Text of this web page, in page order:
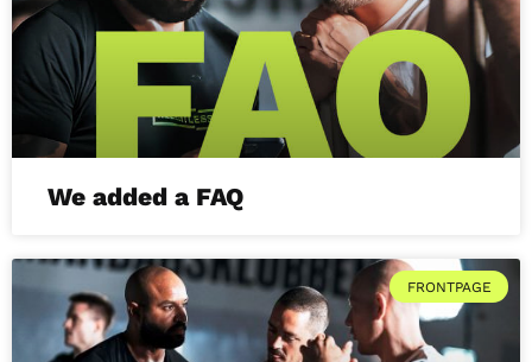
We added a FAQ
FRONTPAGE